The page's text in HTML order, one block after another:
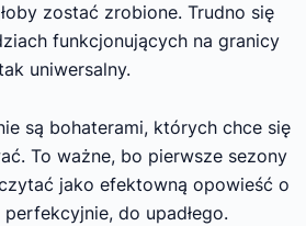
zostać zrobione. Trudno się
funkcjonujących na granicy
uniwersalny.
są bohaterami, których chce się
To ważne, bo pierwsze sezony
jako efektowną opowieść o
do upadłego.